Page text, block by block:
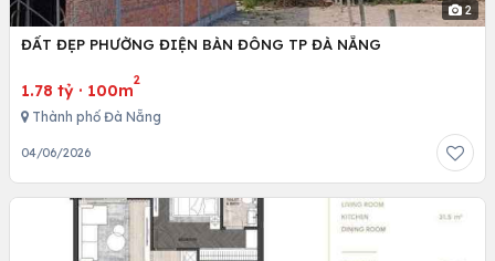
2
ĐẤT ĐẸP PHƯỜNG ĐIỆN BÀN ĐÔNG TP ĐÀ NẴNG
1.78 tỷ · 100m
2
Thành phố Đà Nẵng
04/06/2026